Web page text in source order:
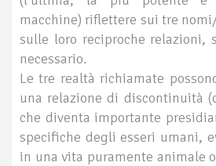
macchine) riflettere sui tre
sulle loro reciproche relazioni,
necessario.
Le tre realtà richiamate
una relazione di discontinuità
che diventa importante
specifiche degli esseri umani,
in una vita puramente animale